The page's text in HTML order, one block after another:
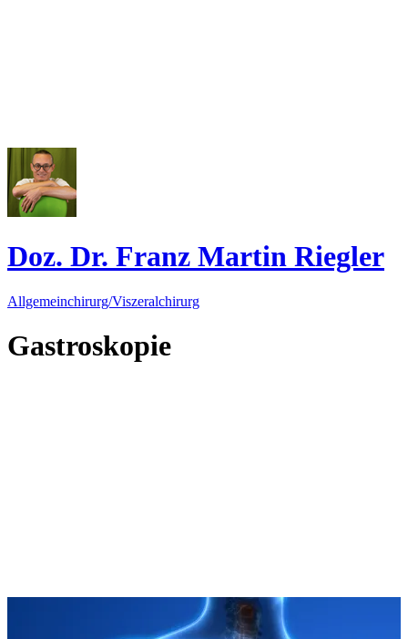
Doz. Dr. Franz Martin Riegler
Allgemeinchirurg/Viszeralchirurg
Gastroskopie